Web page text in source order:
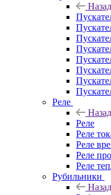
Назад
Реле
Назад
Реле
Реле
Реле
Реле
Реле
Рубильники
Назад